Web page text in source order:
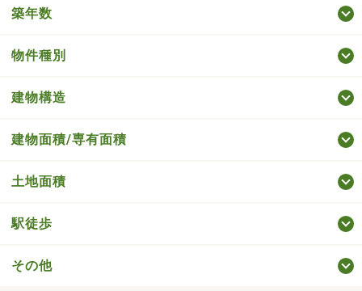
築年数
物件種別
建物構造
建物面積/専有面積
土地面積
駅徒歩
その他